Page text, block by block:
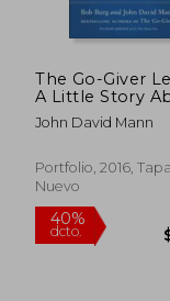
The Go-Giver
A Little Story
What Matters
Business (en
John David Mann
Portfolio, 2016,
Nuevo